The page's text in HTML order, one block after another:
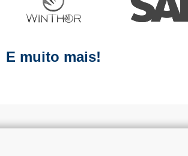
E muito mais!